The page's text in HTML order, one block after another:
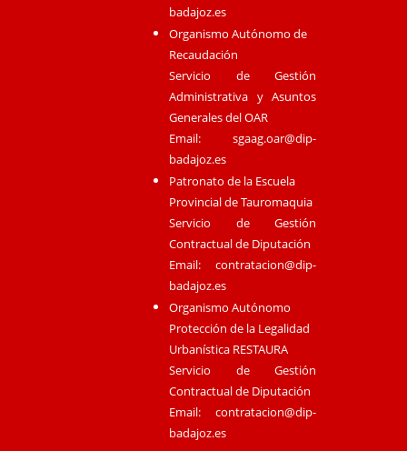
badajoz.es
Organismo Autónomo de
Recaudación
Servicio de Gestión
Administrativa y Asuntos
Generales del OAR
Email:sgaag.oar@dip-
badajoz.es
Patronato de la Escuela
Provincial de Tauromaquia
Servicio de Gestión
Contractual de Diputación
Email:contratacion@dip-
badajoz.es
Organismo Autónomo
Protección de la Legalidad
Urbanística RESTAURA
Servicio de Gestión
Contractual de Diputación
Email:contratacion@dip-
badajoz.es